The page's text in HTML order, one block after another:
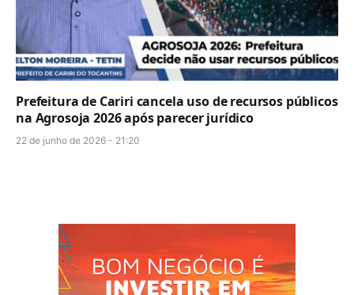
Prefeitura de Cariri cancela uso de recursos públicos
na Agrosoja 2026 após parecer jurídico
22 de junho de 2026 - 21:20